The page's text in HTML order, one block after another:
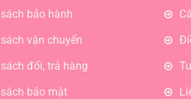
bảo hành
vận chuyển
đổi, trả hàng
bảo mật